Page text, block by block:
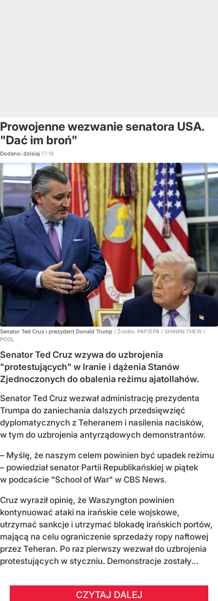
Prowojenne wezwanie senatora USA.
"Dać im broń"
Dodano: dzisiaj 17:18
Senator Ted Cruz i prezydent Donald Trump / Źródło: PAP/EPA / SHAWN THEW /
POOL
Senator Ted Cruz wzywa do uzbrojenia
"protestujących" w Iranie i dążenia Stanów
Zjednoczonych do obalenia reżimu ajatollahów.
Senator Ted Cruz wezwał administrację prezydenta
Trumpa do zaniechania dalszych przedsięwzięć
dyplomatycznych z Teheranem i nasilenia nacisków,
w tym do uzbrojenia antyrządowych demonstrantów.
– Myślę, że naszym celem powinien być upadek reżimu
– powiedział senator Partii Republikańskiej w piątek
w podcaście "School of War" w CBS News.
Cruz wyraził opinię, że Waszyngton powinien
kontynuować ataki na irańskie cele wojskowe,
utrzymać sankcje i utrzymać blokadę irańskich portów,
mającą na celu ograniczenie sprzedaży ropy naftowej
przez Teheran. Po raz pierwszy wezwał do uzbrojenia
protestujących w styczniu. Demonstracje zostały...
CZYTAJ DALEJ